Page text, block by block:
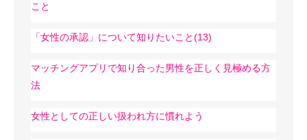
こと
「女性の承認」について知りたいこと(13)
マッチングアプリで知り合った男性を正しく見極める方
法
女性としての正しい扱われ方に慣れよう